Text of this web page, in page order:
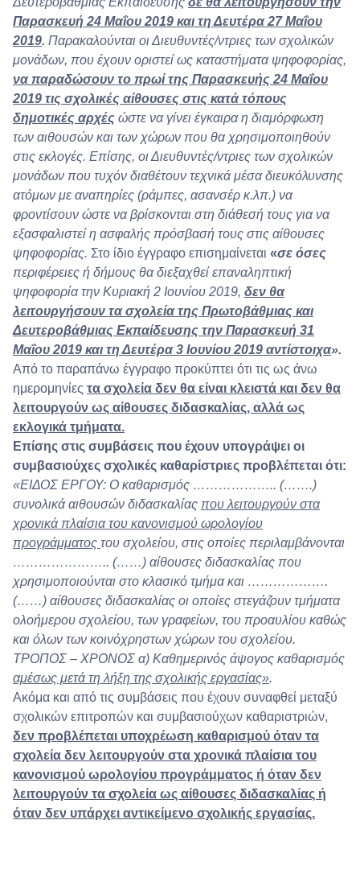
Παρασκευή 24 Μαΐου 2019 και τη Δευτέρα 27 Μαΐου
2019. Παρακαλούνται οι Διευθυντές/ντριες των σχολικών
μονάδων, που έχουν οριστεί ως καταστήματα ψηφοφορίας,
να παραδώσουν το πρωί της Παρασκευής 24 Μαΐου
2019 τις σχολικές αίθουσες στις κατά τόπους
δημοτικές αρχές ώστε να γίνει έγκαιρα η διαμόρφωση
των αιθουσών και των χώρων που θα χρησιμοποιηθούν
στις εκλογές. Επίσης, οι Διευθυντές/ντριες των σχολικών
μονάδων που τυχόν διαθέτουν τεχνικά μέσα διευκόλυνσης
ατόμων με αναπηρίες (ράμπες, ασανσέρ κ.λπ.) να
φροντίσουν ώστε να βρίσκονται στη διάθεσή τους για να
εξασφαλιστεί η ασφαλής πρόσβασή τους στις αίθουσες
ψηφοφορίας. Στο ίδιο έγγραφο επισημαίνεται «σε όσες
περιφέρειες ή δήμους θα διεξαχθεί επαναληπτική
ψηφοφορία την Κυριακή 2 Ιουνίου 2019, δεν θα
λειτουργήσουν τα σχολεία της Πρωτοβάθμιας και
Δευτεροβάθμιας Εκπαίδευσης την Παρασκευή 31
Μαΐου 2019 και τη Δευτέρα 3 Ιουνίου 2019 αντίστοιχα».
Από το παραπάνω έγγραφο προκύπτει ότι τις ως άνω
ημερομηνίες τα σχολεία δεν θα είναι κλειστά και δεν θα
λειτουργούν ως αίθουσες διδασκαλίας, αλλά ως
εκλογικά τμήματα.
Επίσης στις συμβάσεις που έχουν υπογράψει οι
συμβασιούχες σχολικές καθαρίστριες προβλέπεται ότι:
«ΕΙΔΟΣ ΕΡΓΟΥ: Ο καθαρισμός ……………….. (…….)
συνολικά αιθουσών διδασκαλίας που λειτουργούν στα
χρονικά πλαίσια του κανονισμού ωρολογίου
προγράμματος του σχολείου, στις οποίες περιλαμβάνονται
………………….. (……) αίθουσες διδασκαλίας που
χρησιμοποιούνται στο κλασικό τμήμα και ……………….
(……) αίθουσες διδασκαλίας οι οποίες στεγάζουν τμήματα
ολοήμερου σχολείου, των γραφείων, του προαυλίου καθώς
και όλων των κοινόχρηστων χώρων του σχολείου.
ΤΡΟΠΟΣ – ΧΡΟΝΟΣ α) Καθημερινός άψογος καθαρισμός
αμέσως μετά τη λήξη της σχολικής εργασίας».
Ακόμα και από τις συμβάσεις που έχουν συναφθεί μεταξύ
σχολικών επιτροπών και συμβασιούχων καθαριστριών,
δεν προβλέπεται υποχρέωση καθαρισμού όταν τα
σχολεία δεν λειτουργούν στα χρονικά πλαίσια του
κανονισμού ωρολογίου προγράμματος ή όταν δεν
λειτουργούν τα σχολεία ως αίθουσες διδασκαλίας ή
όταν δεν υπάρχει αντικείμενο σχολικής εργασίας.